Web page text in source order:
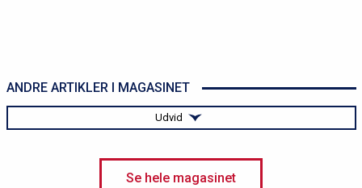
ANDRE ARTIKLER I MAGASINET
Udvid
Se hele magasinet